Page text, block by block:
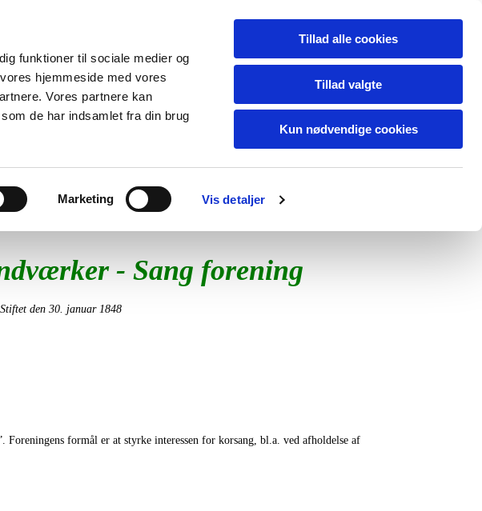
funktioner til sociale medier og
hjemmeside med vores
Vores partnere kan
de har indsamlet fra din brug
Marketing Vis detaljer
Tillad alle cookies
Tillad valgte
Kun nødvendige cookies
Medlemmer Vision
- Sang forening
Stiftet den 30. januar 1848
Foreningens formål er at styrke interessen for korsang, bl.a. ved afholdelse af